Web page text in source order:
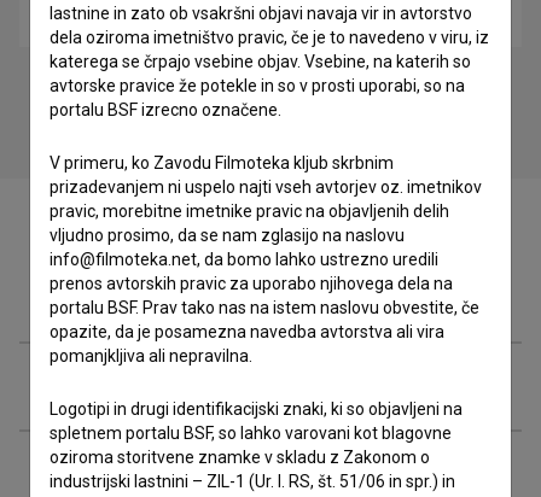
Videti El Aaiún (2020)
Ekipa
Projekcije
lastnine in zato ob vsakršni objavi navaja vir in avtorstvo
dela oziroma imetništvo pravic, če je to navedeno v viru, iz
katerega se črpajo vsebine objav. Vsebine, na katerih so
avtorske pravice že potekle in so v prosti uporabi, so na
portalu BSF izrecno označene.
V primeru, ko Zavodu Filmoteka kljub skrbnim
prizadevanjem ni uspelo najti vseh avtorjev oz. imetnikov
pravic, morebitne imetnike pravic na objavljenih delih
vljudno prosimo, da se nam zglasijo na naslovu
info@filmoteka.net, da bomo lahko ustrezno uredili
prenos avtorskih pravic za uporabo njihovega dela na
portalu BSF. Prav tako nas na istem naslovu obvestite, če
opazite, da je posamezna navedba avtorstva ali vira
pomanjkljiva ali nepravilna.
Logotipi in drugi identifikacijski znaki, ki so objavljeni na
spletnem portalu BSF, so lahko varovani kot blagovne
oziroma storitvene znamke v skladu z Zakonom o
industrijski lastnini – ZIL-1 (Ur. l. RS, št. 51/06 in spr.) in